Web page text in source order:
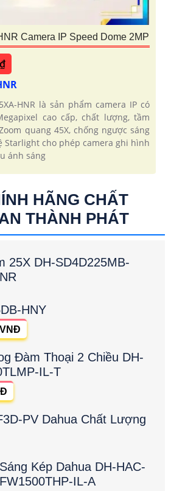
Camera IP Speed Dome 2MP
HNR là sản phẩm camera IP có
cao cấp, chất lượng, tầm
quang 45X, chống ngược sáng
Starlight cho phép camera ghi hình
ánh sáng
HÃNG CHẤT
THÀNH PHÁT
25X DH-SD4D225MB-
HNY
Đàm Thoại 2 Chiều DH-
IL-T
PV Dahua Chất Lượng
Kép Dahua DH-HAC-
IL-A